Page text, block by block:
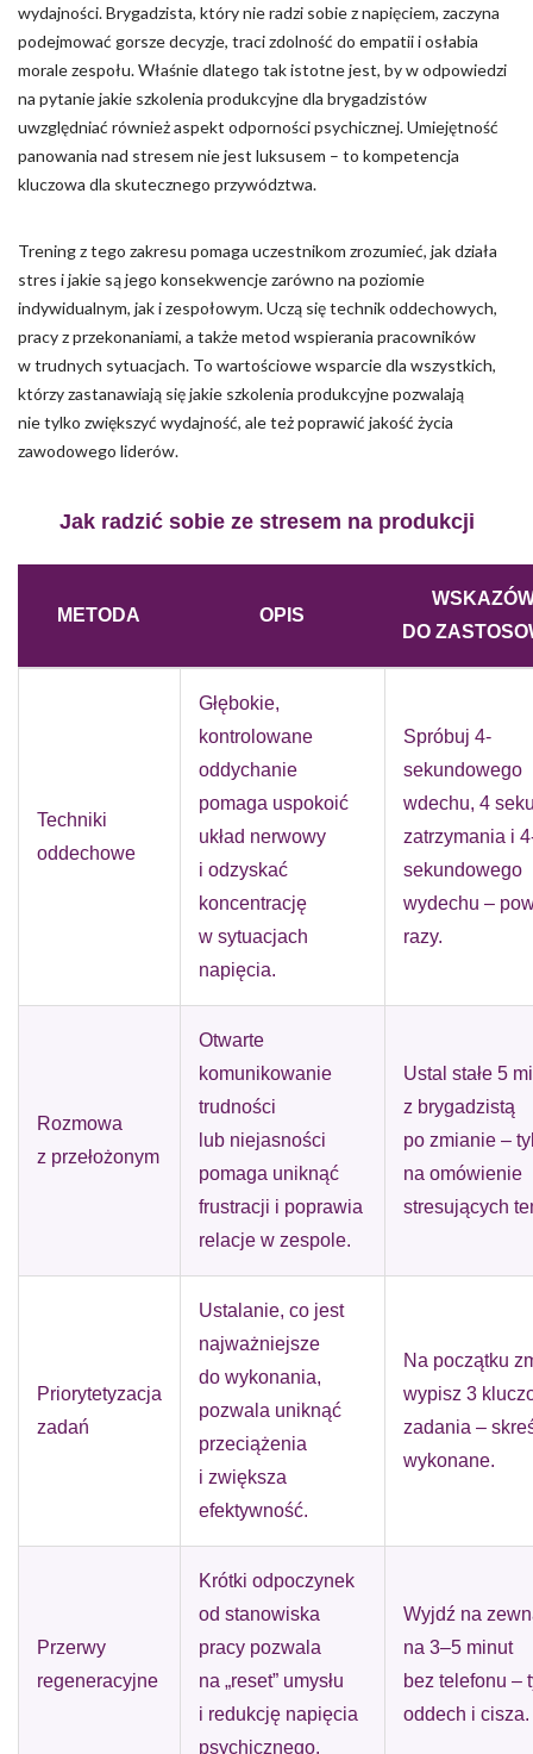
wydajności. Brygadzista, który nie radzi sobie z napięciem, zaczyna
podejmować gorsze decyzje, traci zdolność do empatii i osłabia
morale zespołu. Właśnie dlatego tak istotne jest, by w odpowiedzi
na pytanie jakie szkolenia produkcyjne dla brygadzistów
uwzględniać również aspekt odporności psychicznej. Umiejętność
panowania nad stresem nie jest luksusem – to kompetencja
kluczowa dla skutecznego przywództwa.
Trening z tego zakresu pomaga uczestnikom zrozumieć, jak działa
stres i jakie są jego konsekwencje zarówno na poziomie
indywidualnym, jak i zespołowym. Uczą się technik oddechowych,
pracy z przekonaniami, a także metod wspierania pracowników
w trudnych sytuacjach. To wartościowe wsparcie dla wszystkich,
którzy zastanawiają się jakie szkolenia produkcyjne pozwalają
nie tylko zwiększyć wydajność, ale też poprawić jakość życia
zawodowego liderów.
Jak radzić sobie ze stresem na produkcji
METODA OPIS
DO
Techniki
oddechowe
Głębokie,
kontrolowane
oddychanie
pomaga uspokoić
układ nerwowy
i odzyskać
koncentrację
w sytuacjach
napięcia.
Spróbuj 4-
sekundowego
wdechu, 4
zatrzymania i
sekundowego
wydechu –
razy.
Rozmowa
z przełożonym
Otwarte
komunikowanie
trudności
lub niejasności
pomaga uniknąć
frustracji i poprawia
relacje w zespole.
Ustal stałe 5
z brygadzistą
po zmianie –
na omówienie
stresujących
Priorytetyzacja
zadań
Ustalanie, co jest
najważniejsze
do wykonania,
pozwala uniknąć
przeciążenia
i zwiększa
efektywność.
Na początku
wypisz 3
zadania –
wykonane.
Przerwy
regeneracyjne
Krótki odpoczynek
od stanowiska
pracy pozwala
na „reset” umysłu
i redukcję napięcia
psychicznego.
Wyjdź na
na 3–5 minut
bez telefonu –
oddech i cisza.